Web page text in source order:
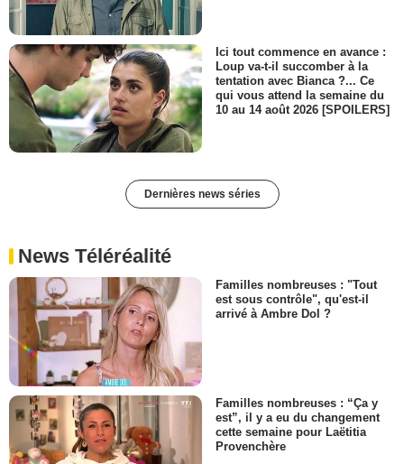
Ici tout commence en avance :
Loup va-t-il succomber à la
tentation avec Bianca ?... Ce
qui vous attend la semaine du
10 au 14 août 2026 [SPOILERS]
Dernières news séries
News Téléréalité
Familles nombreuses : "Tout
est sous contrôle", qu'est-il
arrivé à Ambre Dol ?
Familles nombreuses : “Ça y
est”, il y a eu du changement
cette semaine pour Laëtitia
Provenchère